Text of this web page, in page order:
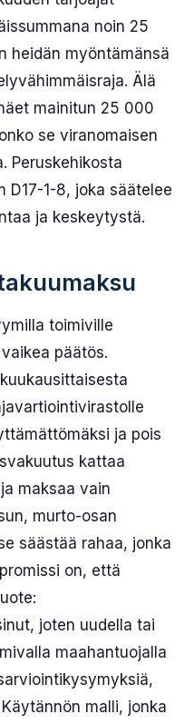
noin 25
heidän myöntämänsä
Älä
mainitun 25 000
se viranomaisen
Peruskehikosta
D17-1-8, joka säätelee
ja keskeytystä.
toimiville
päätös.
ja pois
kattaa
maksaa vain
murto-osan
säästää rahaa, jonka
on, että
joten uudella tai
maahantuojalla
malli, jonka